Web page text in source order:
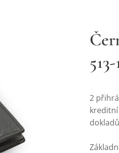
2